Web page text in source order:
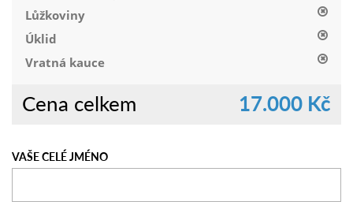
Lůžkoviny
Úklid
Vratná kauce
Cena celkem 17.000 Kč
VAŠE CELÉ JMÉNO